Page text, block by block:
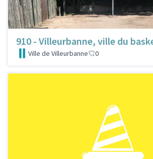
910 - Villeurbanne, ville du
Ville de Villeurbanne 0